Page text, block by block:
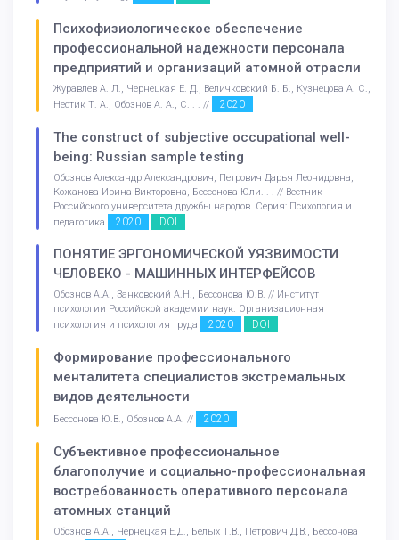
Психофизиологическое обеспечение
профессиональной надежности персонала
предприятий и организаций атомной отрасли
Журавлев А. Л., Чернецкая Е. Д., Величковский Б. Б., Кузнецова А. С.,
Нестик Т. А., Обознов А. А., С. . . //
2020
The construct of subjective occupational well-
being: Russian sample testing
Обознов Александр Александрович, Петрович Дарья Леонидовна,
Кожанова Ирина Викторовна, Бессонова Юли. . . // Вестник
Российского университета дружбы народов. Серия: Психология и
педагогика
2020 DOI
ПОНЯТИЕ ЭРГОНОМИЧЕСКОЙ УЯЗВИМОСТИ
ЧЕЛОВЕКО - МАШИННЫХ ИНТЕРФЕЙСОВ
Обознов А.А., Занковский А.Н., Бессонова Ю.В. // Институт
психологии Российской академии наук. Организационная
психология и психология труда
2020 DOI
Формирование профессионального
менталитета специалистов экстремальных
видов деятельности
Бессонова Ю.В., Обознов А.А. // 2020
Субъективное профессиональное
благополучие и социально-профессиональная
востребованность оперативного персонала
атомных станций
Обознов А.А., Чернецкая Е.Д., Белых Т.В., Петрович Д.В., Бессонова